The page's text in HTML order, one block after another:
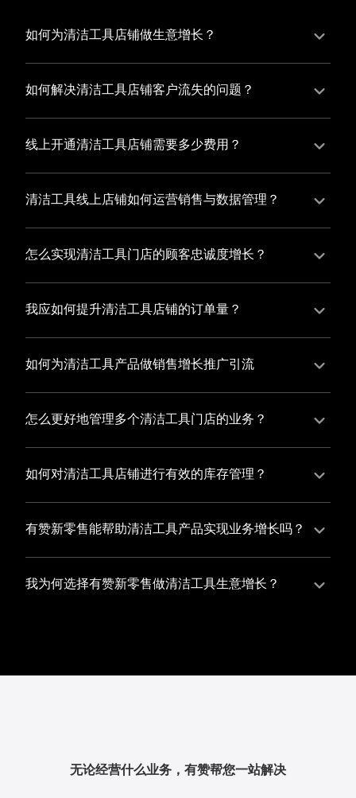
如何为清洁工具店铺做生意增长？
为清洁工具店铺实现持续生意增长，您可以通过有赞新
零售的一体化解决方案，整合线上线下资源，实现商品
工具店铺的运营效率，促进业务增长。
如何解决清洁工具店铺客户流失的问题？
清洁工具店铺精细化运营，有赞私域运营助您轻松解决
客户流失问题，通过有赞微商城、有赞小程序商城搭建
升复购率，实现业绩增长！
线上开通清洁工具店铺需要多少费用？
选择有赞新零售，您可以开通清洁工具店铺，快速搭建
属于您的有赞微商城，我们为您提供有赞微商城、有赞
与您共同打造独具特色的品牌，携手共创辉煌事业！
清洁工具线上店铺如何运营销售与数据管理？
有赞新零售旗下的有赞微商城、有赞私域运营和有赞小
程序商城，为您的线上店铺提供一站式解决方案，从运
态。
怎么实现清洁工具门店的顾客忠诚度增长？
您可以使用有赞的会员管理系统，建立自己的会员体
系，通过赠送积分、折扣等福利来吸引顾客再次购买，
度。
我应如何提升清洁工具店铺的订单量？
您可以使用有赞的裂变营销功能，通过给用户发放优惠
券、邀请好友等方式，吸引更多的用户下单购买，并激
如何为清洁工具产品做销售增长推广引流
有赞新零售旗下产品营销工具、比如优惠券、满减活动
等，吸引更多客户到店消费。另外，通过有赞的微信公
以帮助您增加客流量，赢得客户的青睐
怎么更好地管理多个清洁工具门店的业务？
有赞新零售一站式解决方案，包括有赞微商城、有赞私
域运营以及有赞小程序商城，将助您轻松打通线上线下
让您的业务蓬勃发展，收获更多满意客户。
如何对清洁工具店铺进行有效的库存管理？
您可以使用有赞的门店管理系统，它可以帮助您实现门
店数据的集中管理，包括订单管理、员工管理、库存管
有赞新零售能帮助清洁工具产品实现业务增长吗？
有赞新零售作为业内领先的一站式解决方案，整合线上
线下渠道、提供多样化店铺搭建、会员营销和大数据分
我为何选择有赞新零售做清洁工具生意增长？
无论经营什么业务，有赞帮您一站解决